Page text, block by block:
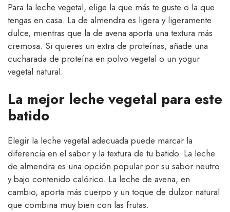
Para la leche vegetal, elige la que más te guste o la que
tengas en casa. La de almendra es ligera y ligeramente
dulce, mientras que la de avena aporta una textura más
cremosa. Si quieres un extra de proteínas, añade una
cucharada de proteína en polvo vegetal o un yogur
vegetal natural.
La mejor leche vegetal para este
batido
Elegir la leche vegetal adecuada puede marcar la
diferencia en el sabor y la textura de tu batido. La leche
de almendra es una opción popular por su sabor neutro
y bajo contenido calórico. La leche de avena, en
cambio, aporta más cuerpo y un toque de dulzor natural
que combina muy bien con las frutas.